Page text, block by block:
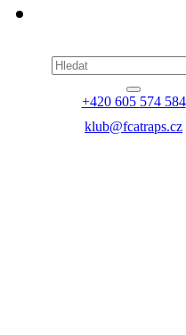
+420 605 574 584
klub@fcatraps.cz